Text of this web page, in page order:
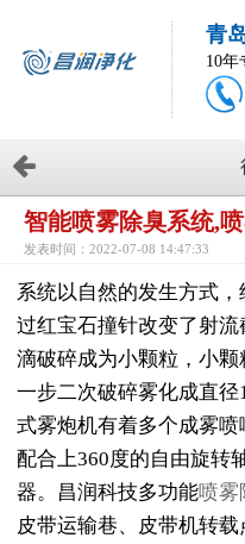
青
10年
智能喷雾除臭系统,
发表时间：2022-07-08 14:47:33
系统以自然的发生方式
过红宝石撞针改变了射
滴破碎成为小颗粒，小
一步二次破碎雾化成直径
式雾炮机有着多个成雾
配合上360度的自由旋转
器。昌润科技多功能喷雾
皮带运输巷、皮带机转